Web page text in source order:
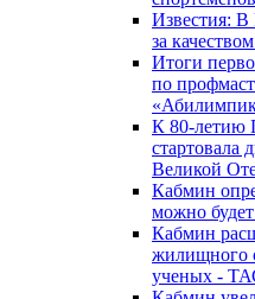
Известия: В
за
Итоги
по
К 80-летию
стартовала
Великой
Кабмин
можно
Кабмин
жилищного
ученых -